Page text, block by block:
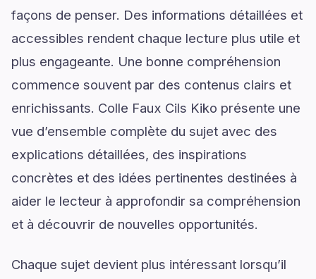
façons de penser. Des informations détaillées et
accessibles rendent chaque lecture plus utile et
plus engageante. Une bonne compréhension
commence souvent par des contenus clairs et
enrichissants. Colle Faux Cils Kiko présente une
vue d’ensemble complète du sujet avec des
explications détaillées, des inspirations
concrètes et des idées pertinentes destinées à
aider le lecteur à approfondir sa compréhension
et à découvrir de nouvelles opportunités.
Chaque sujet devient plus intéressant lorsqu’il